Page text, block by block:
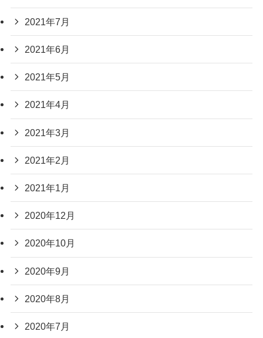
2021年7月
2021年6月
2021年5月
2021年4月
2021年3月
2021年2月
2021年1月
2020年12月
2020年10月
2020年9月
2020年8月
2020年7月